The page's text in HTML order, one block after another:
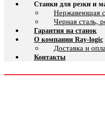
Станки для резки и
Нержавеющая
Черная сталь,
Гарантия на станок
О компании Ray-logic
Доставка и
Контакты